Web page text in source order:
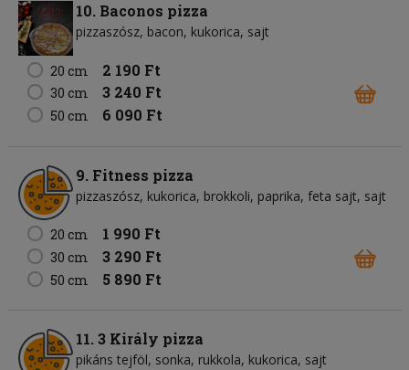
10. Baconos pizza
pizzaszósz bacon kukorica sajt
20 cm 2 190 Ft
30 cm 3 240 Ft
50 cm 6 090 Ft
9. Fitness pizza
pizzaszósz kukorica brokkoli paprika feta sajt sajt
20 cm 1 990 Ft
30 cm 3 290 Ft
50 cm 5 890 Ft
11. 3 Király pizza
pikáns tejföl sonka rukkola kukorica sajt